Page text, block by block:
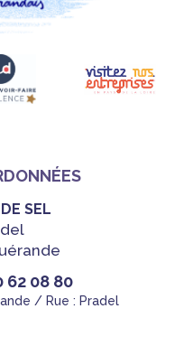
SEL
62 08 80
/ Rue : Pradel